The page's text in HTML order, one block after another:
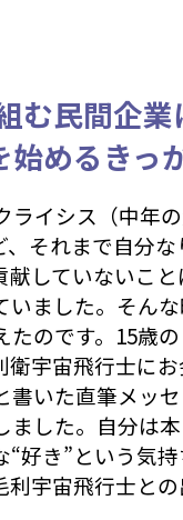
む民間企
始めるきっ
イシス（中年
それまで自分
献していないこ
ました。そん
のです。15歳
宇宙飛行士に
書いた直筆メッ
ました。自分は
好き”という気
宇宙飛行士と